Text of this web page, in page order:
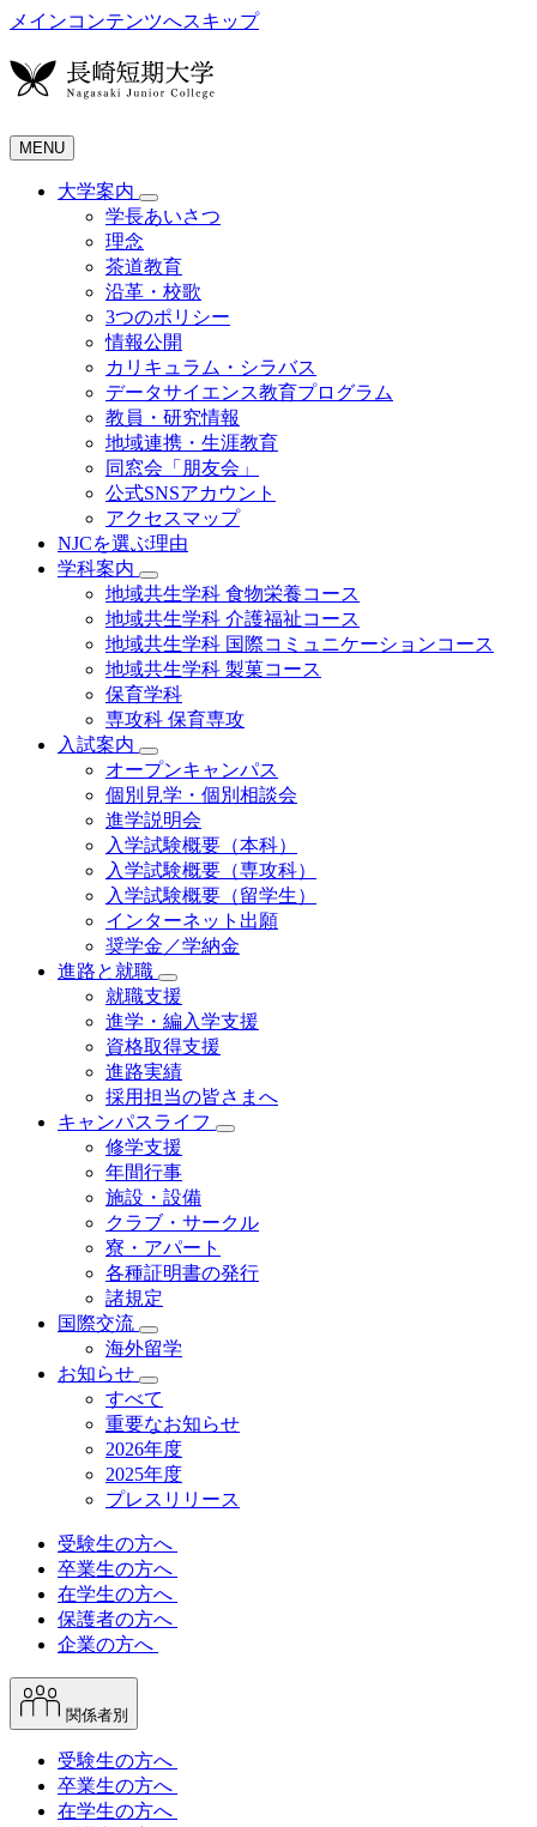
メインコンテンツへスキップ
MENU
大学案内
学長あいさつ
理念
茶道教育
沿革・校歌
3つのポリシー
情報公開
カリキュラム・シラバス
データサイエンス教育プログラム
教員・研究情報
地域連携・生涯教育
同窓会「朋友会」
公式SNSアカウント
アクセスマップ
NJCを選ぶ理由
学科案内
地域共⽣学科 ⾷物栄養コース
地域共生学科 介護福祉コース
地域共生学科 国際コミュニケーションコース
地域共⽣学科 製菓コース
保育学科
専攻科 保育専攻
入試案内
オープンキャンパス
個別⾒学・個別相談会
進学説明会
入学試験概要（本科）
入学試験概要（専攻科）
入学試験概要（留学生）
インターネット出願
奨学金／学納金
進路と就職
就職支援
進学・編入学支援
資格取得⽀援
進路実績
採用担当の皆さまへ
キャンパスライフ
修学支援
年間行事
施設・設備
クラブ・サークル
寮・アパート
各種証明書の発⾏
諸規定
国際交流
海外留学
お知らせ
すべて
重要なお知らせ
2026年度
2025年度
プレスリリース
受験生の方へ
卒業生の方へ
在学生の方へ
保護者の方へ
企業の方へ
関係者別
受験生の方へ
卒業生の方へ
在学生の方へ